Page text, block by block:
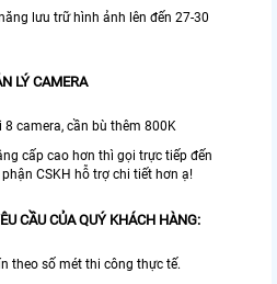
lưu trữ hình ảnh lên đến 27-30
LÝ CAMERA
camera, cần bù thêm 800K
cấp cao hơn thì gọi trực tiếp đến
CSKH hỗ trợ chi tiết hơn ạ!
CẦU CỦA QUÝ KHÁCH HÀNG:
theo số mét thi công thực tế.